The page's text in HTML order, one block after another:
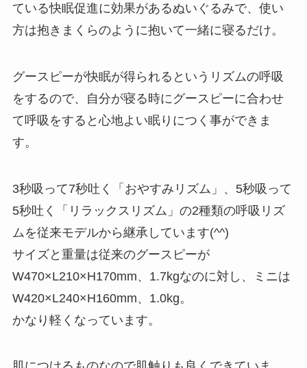
ている快眠促進に効果があるぬいぐるみで、使い
方は抱きまくらのように抱いて一緒に寝るだけ。
グースピーが快眠が得られるというリズムの呼吸
をするので、自分が寝る時にグースピーに合わせ
て呼吸をすると心地よい眠りにつく事ができま
す。
3秒吸って7秒吐く「おやすみリズム」、5秒吸って
5秒吐く「リラックスリズム」の2種類の呼吸リズ
ムを従来モデルから継承しています(^^)
サイズと重量は従来のグースピーが
W470×L210×H170mm、1.7kgなのに対し、ミニは
W420×L240×H160mm、1.0kg。
かなり軽くなっています。